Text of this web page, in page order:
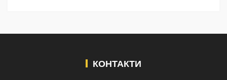
КОНТАКТИ